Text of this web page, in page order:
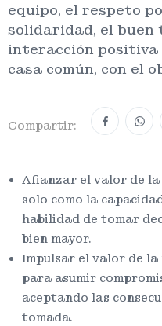
equipo, el respeto
solidaridad, el
interacción positiva
casa común, con el
Compartir:
Afianzar el valor de
solo como la
habilidad de tomar
bien mayor.
Impulsar el valor de la
para asumir
aceptando las
tomada.